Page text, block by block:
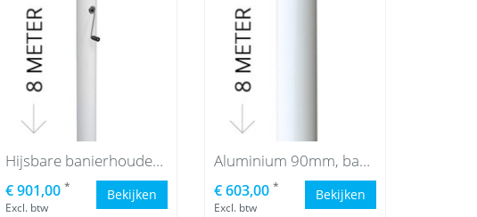
Hijsbare banierhouder met lier, 8 meter
€ 901,00 *
Excl. btw
Bekijken
Aluminium 90mm, banierhouder, 8 meter
€ 603,00 *
Excl. btw
Bekijken